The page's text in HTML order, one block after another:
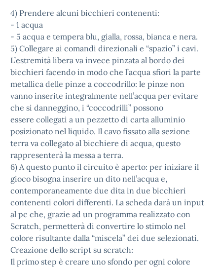
4) Prendere alcuni bicchieri contenenti:
- 1 acqua
- 5 acqua e tempera blu, gialla, rossa, bianca e nera.
5) Collegare ai comandi direzionali e “spazio” i cavi.
L’estremità libera va invece pinzata al bordo dei
bicchieri facendo in modo che l’acqua sfiori la parte
metallica delle pinze a coccodrillo: le pinze non
vanno inserite integralmente nell’acqua per evitare
che si danneggino, i “coccodrilli” possono
essere collegati a un pezzetto di carta alluminio
posizionato nel liquido. Il cavo fissato alla sezione
terra va collegato al bicchiere di acqua, questo
rappresenterà la messa a terra.
6) A questo punto il circuito è aperto: per iniziare il
gioco bisogna inserire un dito nell’acqua e,
contemporaneamente due dita in due bicchieri
contenenti colori differenti. La scheda darà un input
al pc che, grazie ad un programma realizzato con
Scratch, permetterà di convertire lo stimolo nel
colore risultante dalla “miscela” dei due selezionati.
Creazione dello script su scratch:
Il primo step è creare uno sfondo per ogni colore